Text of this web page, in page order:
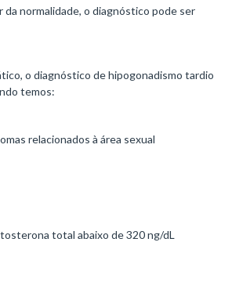
da normalidade, o diagnóstico pode ser
o diagnóstico de hipogonadismo tardio
temos:
relacionados à área sexual
total abaixo de 320 ng/dL